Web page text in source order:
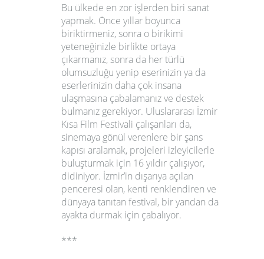
Bu ülkede en zor işlerden biri sanat
yapmak. Önce yıllar boyunca
biriktirmeniz, sonra o birikimi
yeteneğinizle birlikte ortaya
çıkarmanız, sonra da her türlü
olumsuzluğu yenip eserinizin ya da
eserlerinizin daha çok insana
ulaşmasına çabalamanız ve destek
bulmanız gerekiyor. Uluslararası İzmir
Kısa Film Festivali çalışanları da,
sinemaya gönül verenlere bir şans
kapısı aralamak, projeleri izleyicilerle
buluşturmak için 16 yıldır çalışıyor,
didiniyor. İzmir’in dışarıya açılan
penceresi olan, kenti renklendiren ve
dünyaya tanıtan festival, bir yandan da
ayakta durmak için çabalıyor.
***